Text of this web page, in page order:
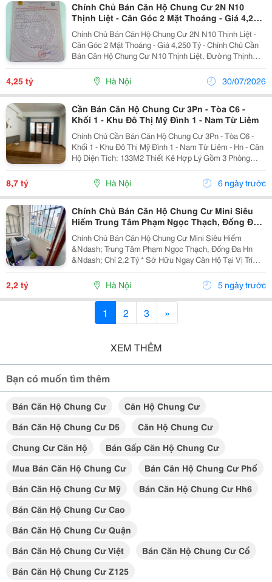
Chính Chủ Bán Căn Hộ Chung Cư 2N N10
Thịnh Liệt - Căn Góc 2 Mặt Thoáng - Giá 4,250
Tỷ
Chính Chủ Bán Căn Hộ Chung Cư 2N N10 Thịnh Liệt -
Căn Góc 2 Mặt Thoáng - Giá 4,250 Tỷ - Chính Chủ Cần
Bán Căn Hộ Chung Cư N10 Thịnh Liệt, Đường Thịnh
Liệt, Phường Hoàng Mai, Hà Nội (Địa Chỉ Cũ: Phường
Thịnh Liệt, Quận Hoàng Mai). - Thông Tin Căn...
4,25 tỷ Hà Nội 30/07/2026
Cần Bán Căn Hộ Chung Cư 3Pn - Tòa C6 -
Khối 1 - Khu Đô Thị Mỹ Đình 1 - Nam Từ Liêm
Chính Chủ Cần Bán Căn Hộ Chung Cư 3Pn - Tòa C6 -
Khối 1 - Khu Đô Thị Mỹ Đình 1 - Nam Từ Liêm - Hn - Căn
Hộ Diện Tích: 133M2 Thiết Kê Hợp Lý Gồm 3 Phòng
Ngủ, 02 Vệ Sinh, Phòng Khách + Bếp. - Cửa Hướng
Nam - 2 Ban Công Hướng Bắc Và Hướng Đông. -...
8,7 tỷ Hà Nội 6 ngày trước
Chính Chủ Bán Căn Hộ Chung Cư Mini Siêu
Hiếm Trung Tâm Phạm Ngọc Thạch, Đống Đa
Hn Chỉ 2,2 Tỷ
Chính Chủ Bán Căn Hộ Chung Cư Mini Siêu Hiếm
&Ndash; Trung Tâm Phạm Ngọc Thạch, Đống Đa Hn
&Ndash; Chỉ 2,2 Tỷ * Sở Hữu Ngay Căn Hộ Tại Vị Trí
"Vàng" Trung Tâm Hà Nội &Ndash; Lựa Chọn Lý Tưởng
Để An Cư Hoặc Đầu Tư Cho Thuê Với Nhu Cầu Luôn
Cao Từ Sinh...
2,2 tỷ Hà Nội 5 ngày trước
1 2 3 »
XEM THÊM
Bạn có muốn tìm thêm
Bán Căn Hộ Chung Cư
Căn Hộ Chung Cư
Bán Căn Hộ Chung Cư D5
Căn Hộ Chung Cư
Chung Cư Căn Hộ
Bán Gấp Căn Hộ Chung Cư
Mua Bán Căn Hộ Chung Cư
Bán Căn Hộ Chung Cư Phố
Bán Căn Hộ Chung Cư Mỹ
Bán Căn Hộ Chung Cư Hh6
Bán Căn Hộ Chung Cư Cao
Bán Căn Hộ Chung Cư Quận
Bán Căn Hộ Chung Cư Việt
Bán Căn Hộ Chung Cư Cổ
Bán Căn Hộ Chung Cư Z125